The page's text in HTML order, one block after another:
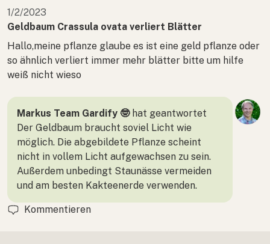
1/2/2023
Geldbaum Crassula ovata verliert Blätter
Hallo,meine pflanze glaube es ist eine geld pflanze oder
so ähnlich verliert immer mehr blätter bitte um hilfe
weiß nicht wieso
Markus Team Gardify 🤓hat geantwortet
Der Geldbaum braucht soviel Licht wie
möglich. Die abgebildete Pflanze scheint
nicht in vollem Licht aufgewachsen zu sein.
Außerdem unbedingt Staunässe vermeiden
und am besten Kakteenerde verwenden.
Kommentieren